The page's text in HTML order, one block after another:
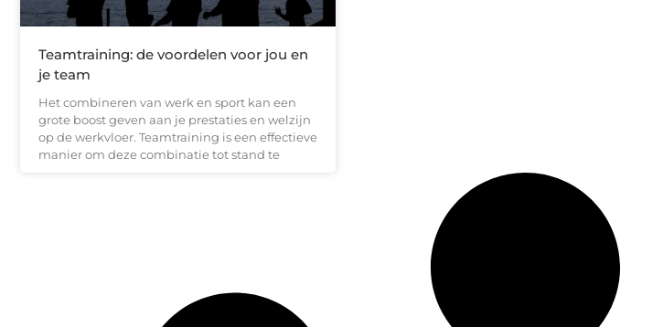
Teamtraining: de voordelen voor jou en
je team
Het combineren van werk en sport kan een
grote boost geven aan je prestaties en welzijn
op de werkvloer. Teamtraining is een effectieve
manier om deze combinatie tot stand te